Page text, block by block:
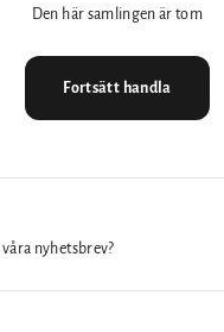
Den här samlingen är tom
Fortsätt handla
nyhetsbrev?